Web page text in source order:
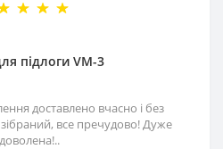
підлоги VM-3
доставлено вчасно і без
все пречудово! Дуже